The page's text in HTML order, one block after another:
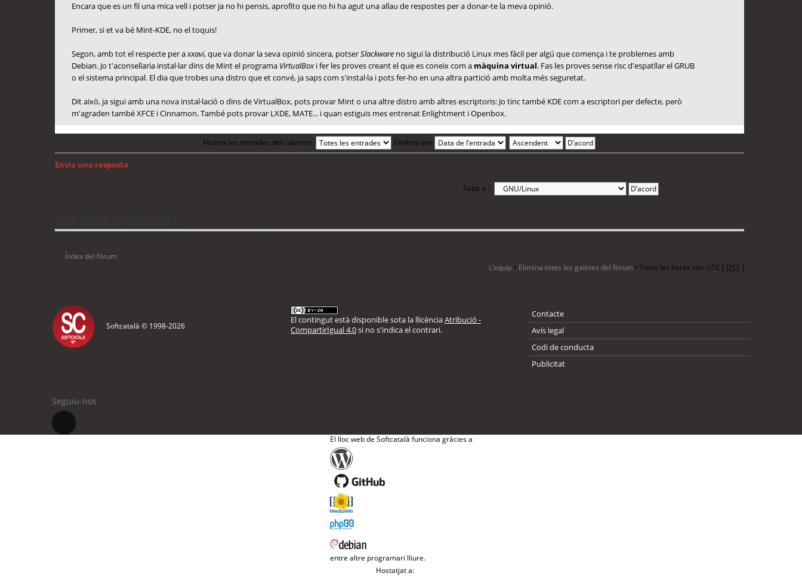
Encara que es un fil una mica vell i potser ja no hi pensis, aprofito que no hi ha agut una allau de respostes per a donar-te la meva opinió.
Primer, si et va bé Mint-KDE, no el toquis!
Segon, amb tot el respecte per axxavi, que va donar la seva opinió sincera, potserSlackwareno sigui la distribució Linux mes fàcil per algú que comença i te problemes amb
Debian. Jo t'aconsellaria instal·lar dins de Mint el programa VirtualBoxi fer les proves creant el que es coneix com a màquina virtual. Fas les proves sense risc d'espatllar el GRUB
o el sistema principal. El dia que trobes una distro que et convé, ja saps com s'instal·la i pots fer-ho en una altra partició amb molta més seguretat.
Dit això, ja sigui amb una nova instal·lació o dins de VirtualBox, pots provar Mint o una altre distro amb altres escriptoris: Jo tinc també KDE com a escriptori per defecte, però
m'agraden també XFCE i Cinnamon. També pots provar LXDE, MATE... i quan estiguis mes entrenat Enlightment i Openbox.
Mostra les entrades dels darrers: Ordena per
Envia una resposta
Salta a :
Índex del fòrum
L’equip • Elimina totes les galetes del fòrum • Totes les hores són UTC [ DST]
Softcatalà © 1998-2026
El contingut està disponible sota la llicènciaAtribució -
CompartirIgual 4.0si no s'indica el contrari.
Contacte
Avís legal
Codi de conducta
Publicitat
Seguiu-nos
El lloc web de Softcatalà funciona gràcies a
entre altre programari lliure.
Hostatjat a: